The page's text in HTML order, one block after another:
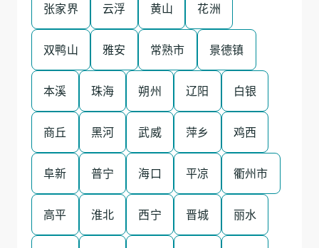
张家界 云浮 黄山 花洲
双鸭山 雅安 常熟市 景德镇
本溪 珠海 朔州 辽阳 白银
商丘 黑河 武威 萍乡 鸡西
阜新 普宁 海口 平凉 衢州市
高平 淮北 西宁 晋城 丽水